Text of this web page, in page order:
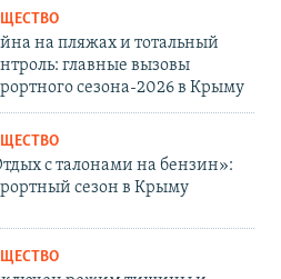
на пляжах и тотальный
главные вызовы
сезона-2026 в Крыму
с талонами на бензин»:
сезон в Крыму